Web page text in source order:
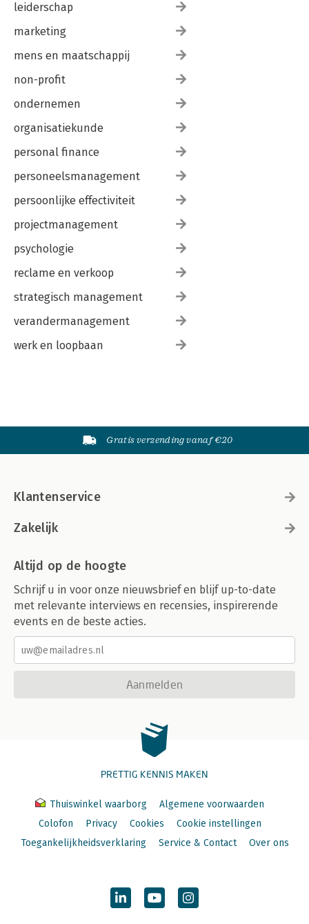
leiderschap
marketing
mens en maatschappij
non-profit
ondernemen
organisatiekunde
personal finance
personeelsmanagement
persoonlijke effectiviteit
projectmanagement
psychologie
reclame en verkoop
strategisch management
verandermanagement
werk en loopbaan
Gratis verzending vanaf €20
Klantenservice
Zakelijk
Altijd op de hoogte
Schrijf u in voor onze nieuwsbrief en blijf up-to-date
met relevante interviews en recensies, inspirerende
events en de beste acties.
Aanmelden
PRETTIG KENNIS MAKEN
Thuiswinkel waarborg
Algemene voorwaarden
Colofon
Privacy Cookies
Cookie instellingen
Toegankelijkheidsverklaring
Service & Contact Over ons